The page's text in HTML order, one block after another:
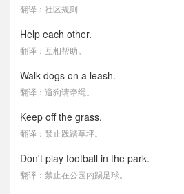
翻译：社区规则
Help each other.
翻译：互相帮助。
Walk dogs on a leash.
翻译：遛狗请牵绳。
Keep off the grass.
翻译：禁止践踏草坪。
Don't play football in the park.
翻译：禁止在公园内踢足球。